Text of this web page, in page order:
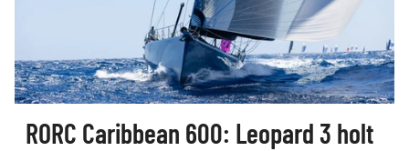
RORC Caribbean 600: Leopard 3 holt